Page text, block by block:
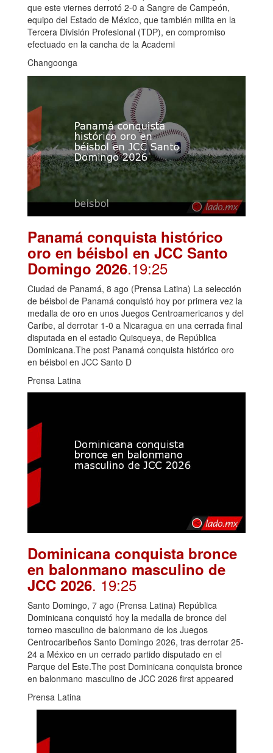
que este viernes derrotó 2-0 a Sangre de Campeón,
equipo del Estado de México, que también milita en la
Tercera División Profesional (TDP), en compromiso
efectuado en la cancha de la Academi
Changoonga
Panamá conquista histórico
oro en béisbol en JCC Santo
Domingo 2026.19:25
Ciudad de Panamá, 8 ago (Prensa Latina) La selección
de béisbol de Panamá conquistó hoy por primera vez la
medalla de oro en unos Juegos Centroamericanos y del
Caribe, al derrotar 1-0 a Nicaragua en una cerrada final
disputada en el estadio Quisqueya, de República
Dominicana.The post Panamá conquista histórico oro
en béisbol en JCC Santo D
Prensa Latina
Dominicana conquista bronce
en balonmano masculino de
JCC 2026. 19:25
Santo Domingo, 7 ago (Prensa Latina) República
Dominicana conquistó hoy la medalla de bronce del
torneo masculino de balonmano de los Juegos
Centrocaribeños Santo Domingo 2026, tras derrotar 25-
24 a México en un cerrado partido disputado en el
Parque del Este.The post Dominicana conquista bronce
en balonmano masculino de JCC 2026 first appeared
Prensa Latina